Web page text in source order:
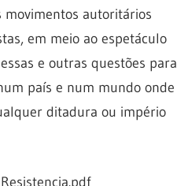
movimentos autoritários
em meio ao espetáculo
e outras questões para
país e num mundo onde
ditadura ou império